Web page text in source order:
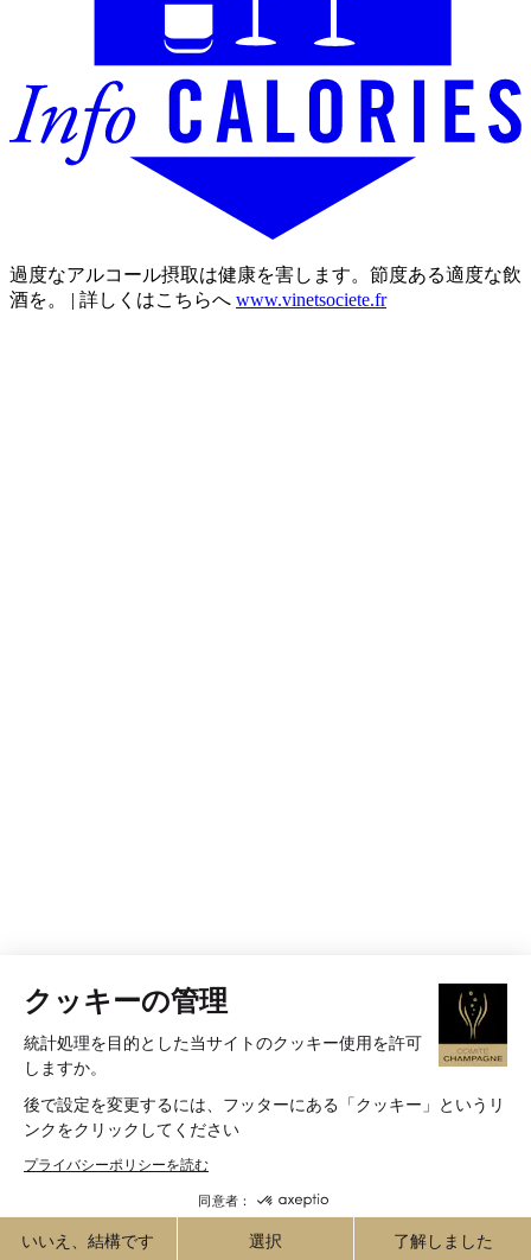
クッキーの管理
統計処理を目的とした当サイトのクッキー使用を許可
しますか。
後で設定を変更するには、フッターにある「クッキー」というリ
ンクをクリックしてください
プライバシーポリシーを読む
同意者：
いいえ、結構です 選択 了解しました
過度なアルコール摂取は健康を害します。節度ある適度な飲
酒を。 | 詳しくはこちらへ www.vinetsociete.fr